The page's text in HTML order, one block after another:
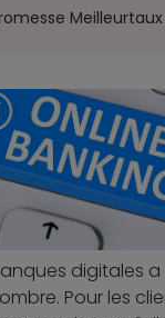
Meilleurtaux
digitales
Pour les